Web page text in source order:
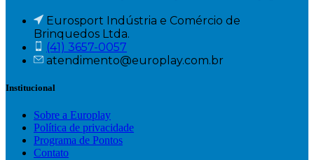
Eurosport Indústria e Comércio de
Brinquedos Ltda.
(41) 3657-0057
atendimento@europlay.com.br
Institucional
Sobre a Europlay
Política de privacidade
Programa de Pontos
Contato